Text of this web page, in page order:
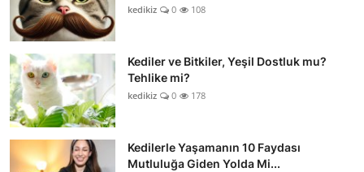
kedikiz 0 108
Kediler ve Bitkiler, Yeşil Dostluk mu?
Tehlike mi?
kedikiz 0 178
Kedilerle Yaşamanın 10 Faydası
Mutluluğa Giden Yolda Mi...